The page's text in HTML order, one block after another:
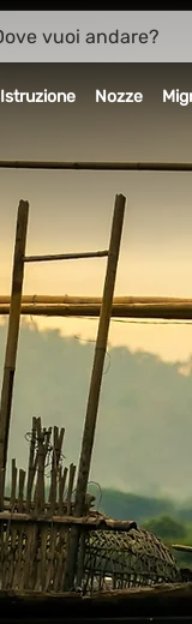
Istruzione Nozze